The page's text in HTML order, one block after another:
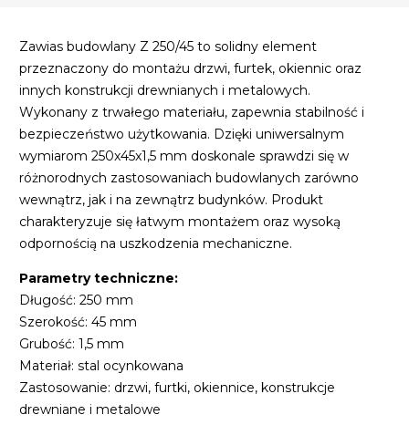
Zawias budowlany Z 250/45 to solidny element
przeznaczony do montażu drzwi, furtek, okiennic oraz
innych konstrukcji drewnianych i metalowych.
Wykonany z trwałego materiału, zapewnia stabilność i
bezpieczeństwo użytkowania. Dzięki uniwersalnym
wymiarom 250x45x1,5 mm doskonale sprawdzi się w
różnorodnych zastosowaniach budowlanych zarówno
wewnątrz, jak i na zewnątrz budynków. Produkt
charakteryzuje się łatwym montażem oraz wysoką
odpornością na uszkodzenia mechaniczne.
Parametry techniczne:
Długość: 250 mm
Szerokość: 45 mm
Grubość: 1,5 mm
Materiał: stal ocynkowana
Zastosowanie: drzwi, furtki, okiennice, konstrukcje
drewniane i metalowe